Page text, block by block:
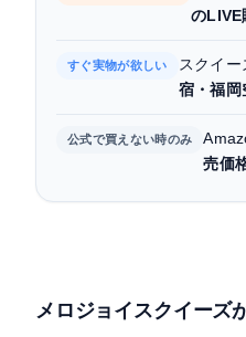
安）
【プライシー視点】メ
のLIVE
すぐ実物が欲しい スクイ
宿・福岡
公式で買えない時のみ
売価
メロジョイスクイーズ